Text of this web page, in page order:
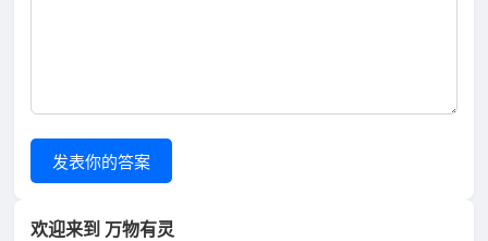
发表你的答案
欢迎来到 万物有灵